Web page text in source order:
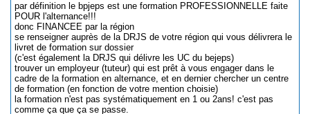
par définition le bpjeps est une formation PROFESSIONNELLE faite
POUR l'alternance!!!
donc FINANCEE par la région
se renseigner auprès de la DRJS de votre région qui vous délivrera le
livret de formation sur dossier
(c'est également la DRJS qui délivre les UC du bejeps)
trouver un employeur (tuteur) qui est prêt à vous engager dans le
cadre de la formation en alternance, et en dernier chercher un centre
de formation (en fonction de votre mention choisie)
la formation n'est pas systématiquement en 1 ou 2ans! c'est pas
comme ça que ça se passe.